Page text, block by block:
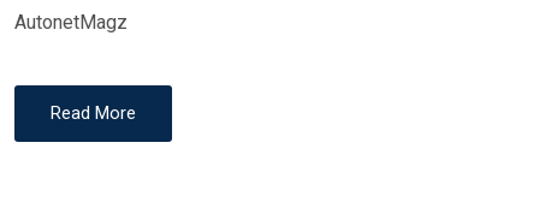
AutonetMagz
Read More